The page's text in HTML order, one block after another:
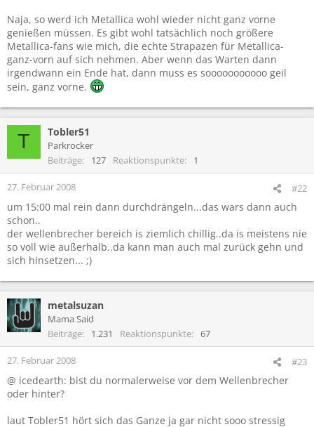
Naja, so werd ich Metallica wohl wieder nicht ganz vorne
genießen müssen. Es gibt wohl tatsächlich noch größere
Metallica-fans wie mich, die echte Strapazen für Metallica-
ganz-vorn auf sich nehmen. Aber wenn das Warten dann
irgendwann ein Ende hat, dann muss es sooooooooooo geil
sein, ganz vorne.
T Tobler51
Parkrocker
Beiträge
127 Reaktionspunkte 1
27. Februar 2008 #22
um 15:00 mal rein dann durchdrängeln...das wars dann auch
schon..
der wellenbrecher bereich is ziemlich chillig..da is meistens nie
so voll wie außerhalb..da kann man auch mal zurück gehn und
sich hinsetzen... ;)
metalsuzan
Mama Said
Beiträge
1.231 Reaktionspunkte 67
27. Februar 2008 #23
@ icedearth: bist du normalerweise vor dem Wellenbrecher
oder hinter?
laut Tobler51 hört sich das Ganze ja gar nicht sooo stressig